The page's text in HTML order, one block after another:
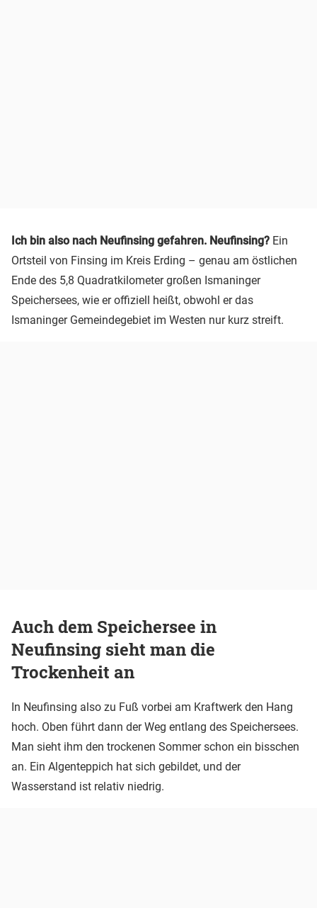
Ich bin also nach Neufinsing gefahren. Neufinsing? Ein
Ortsteil von Finsing im Kreis Erding – genau am östlichen
Ende des 5,8 Quadratkilometer großen Ismaninger
Speichersees, wie er offiziell heißt, obwohl er das
Ismaninger Gemeindegebiet im Westen nur kurz streift.
Auch dem Speichersee in
Neufinsing sieht man die
Trockenheit an
In Neufinsing also zu Fuß vorbei am Kraftwerk den Hang
hoch. Oben führt dann der Weg entlang des Speichersees.
Man sieht ihm den trockenen Sommer schon ein bisschen
an. Ein Algenteppich hat sich gebildet, und der
Wasserstand ist relativ niedrig.